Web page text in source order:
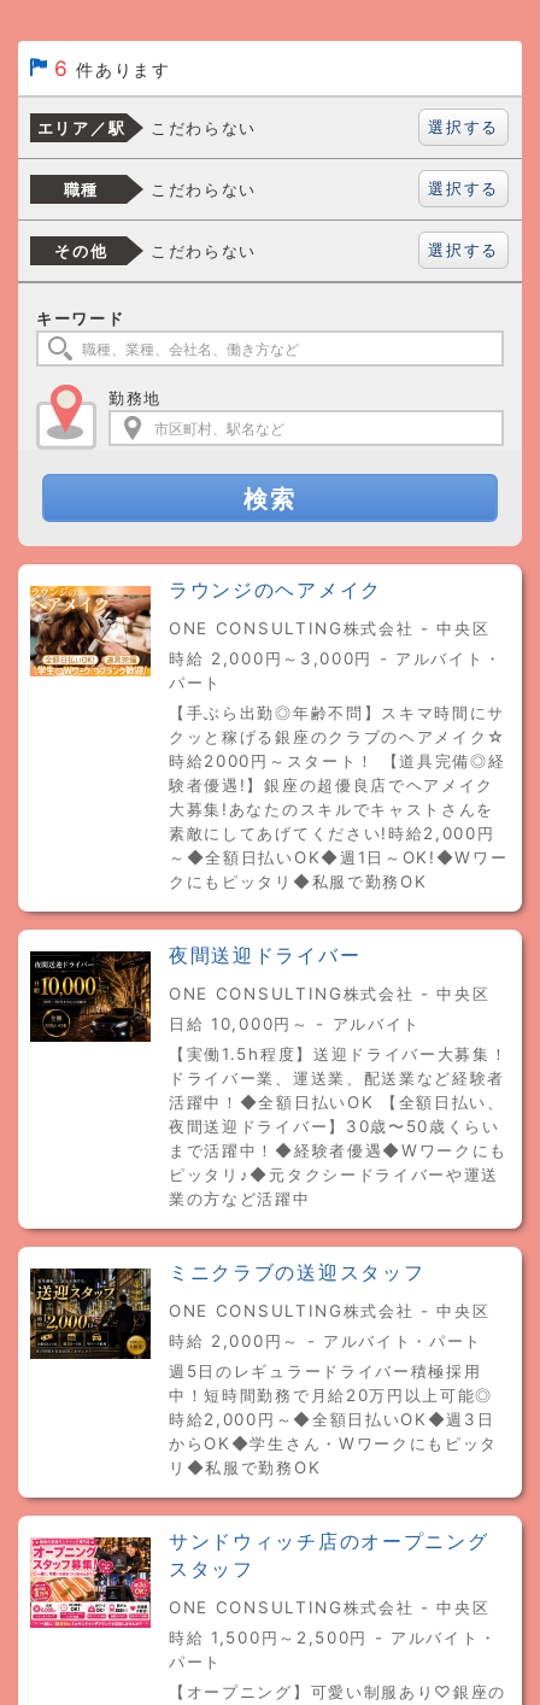
6 件あります
エリア／駅 こだわらない 選択する
職種 こだわらない 選択する
その他 こだわらない 選択する
キーワード
勤務地
検索
ラウンジのヘアメイク
ONE CONSULTING株式会社 - 中央区
時給 2,000円～3,000円 - アルバイト・
パート
【手ぶら出勤◎年齢不問】スキマ時間にサ
クッと稼げる銀座のクラブのヘアメイク☆
時給2000円～スタート！ 【道具完備◎経
験者優遇!】銀座の超優良店でヘアメイク
大募集!あなたのスキルでキャストさんを
素敵にしてあげてください!時給2,000円
～◆全額日払いOK◆週1日～OK!◆Wワー
クにもピッタリ◆私服で勤務OK
夜間送迎ドライバー
ONE CONSULTING株式会社 - 中央区
日給 10,000円～ - アルバイト
【実働1.5h程度】送迎ドライバー大募集！
ドライバー業、運送業、配送業など経験者
活躍中！◆全額日払いOK 【全額日払い、
夜間送迎ドライバー】30歳〜50歳くらい
まで活躍中！◆経験者優遇◆Wワークにも
ピッタリ♪◆元タクシードライバーや運送
業の方など活躍中
ミニクラブの送迎スタッフ
ONE CONSULTING株式会社 - 中央区
時給 2,000円～ - アルバイト・パート
週5日のレギュラードライバー積極採用
中！短時間勤務で月給20万円以上可能◎
時給2,000円～◆全額日払いOK◆週3日
からOK◆学生さん・Wワークにもピッタ
リ◆私服で勤務OK
サンドウィッチ店のオープニング
スタッフ
ONE CONSULTING株式会社 - 中央区
時給 1,500円～2,500円 - アルバイト・
パート
【オープニング】可愛い制服あり♡銀座の